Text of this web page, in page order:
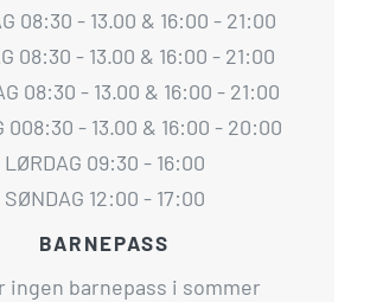
08:30 - 13.00 & 16:00 - 21:00
08:30 - 13.00 & 16:00 - 21:00
08:30 - 13.00 & 16:00 - 21:00
008:30 - 13.00 & 16:00 - 20:00
LØRDAG 09:30 - 16:00
SØNDAG 12:00 - 17:00
BARNEPASS
ingen barnepass i sommer